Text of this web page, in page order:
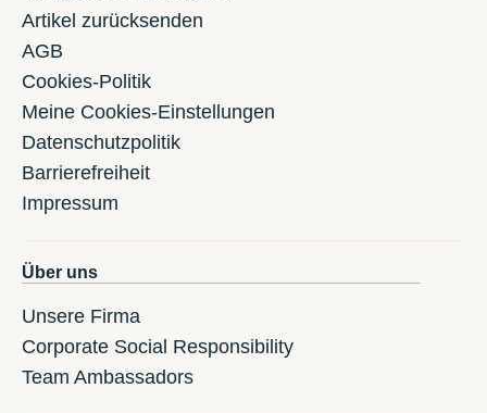
Artikel zurücksenden
AGB
Cookies-Politik
Meine Cookies-Einstellungen
Datenschutzpolitik
Barrierefreiheit
Impressum
Über uns
Unsere Firma
Corporate Social Responsibility
Team Ambassadors